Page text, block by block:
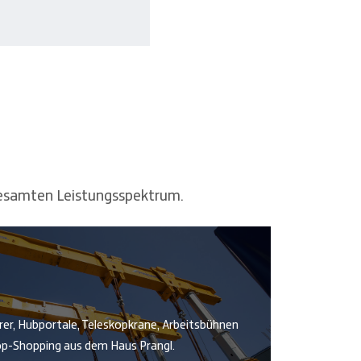
Leistungsspektrum.
Hubportale, Teleskopkrane, Arbeitsbühnen
Shopping aus dem Haus Prangl.